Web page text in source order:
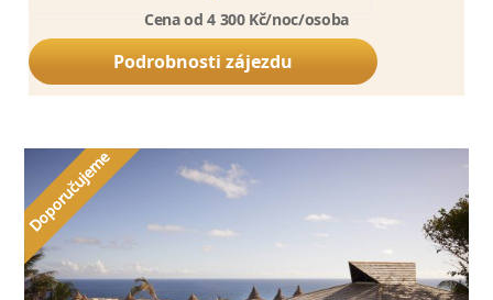
Cena od 4 300 Kč/noc/osoba
Podrobnosti zájezdu